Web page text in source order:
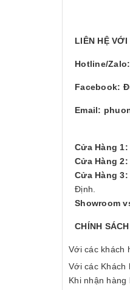
LIÊN HỆ
Hotline/Zalo:
Facebook:
Email:
Cửa Hàng 1:
Cửa Hàng 2:
Cửa Hàng 3:
Định.
Showroom
CHÍNH
Với các khách
Với các Khách
Khi nhận hàng